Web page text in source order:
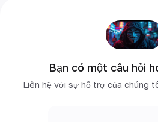
Bạn có một câu hỏi
Liên hệ với sự hỗ trợ của chúng